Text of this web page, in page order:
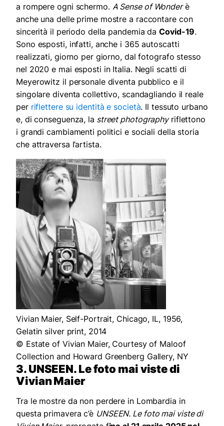
a rompere ogni schermo. A Sense of Wonderè
anche una delle prime mostre a raccontare con
sincerità il periodo della pandemia daCovid-19.
Sono esposti, infatti, anche i 365 autoscatti
realizzati, giorno per giorno, dal fotografo stesso
nel 2020 e mai esposti in Italia. Negli scatti di
Meyerowitz il personale diventa pubblico e il
singolare diventa collettivo, scandagliando il reale
per riflettere su identità e società. Il tessuto urbano
e, di conseguenza, la street photographyriflettono
i grandi cambiamenti politici e sociali della storia
che attraversa l’artista.
Vivian Maier, Self-Portrait, Chicago, IL, 1956,
Gelatin silver print, 2014
© Estate of Vivian Maier, Courtesy of Maloof
Collection and Howard Greenberg Gallery, NY
3. UNSEEN. Le foto mai viste di
Vivian Maier
Tra le mostre da non perdere in Lombardia in
questa primavera c’è UNSEEN. Le foto mai viste di